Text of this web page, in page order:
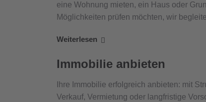
eine Wohnung mieten, ein Haus oder
Möglichkeiten prüfen möchten, wir
Weiterlesen
Immobilie anbieten
Ihre Immobilie erfolgreich anbieten: mit
Verkauf, Vermietung oder langfristige